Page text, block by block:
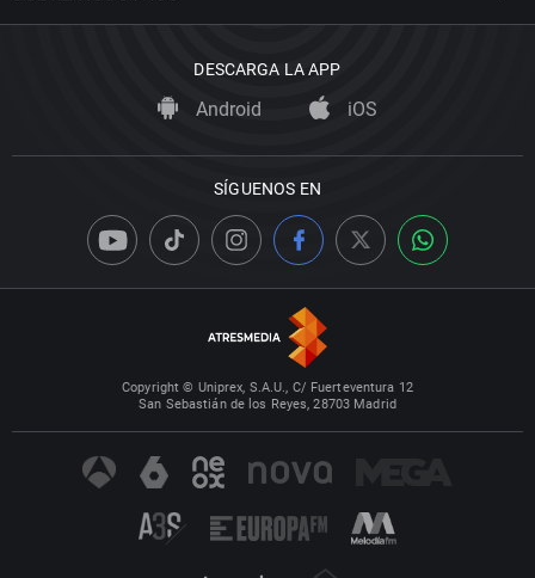
DESCARGA LA APP
Android iOS
SÍGUENOS EN
Copyright © Uniprex, S.A.U., C/ Fuerteventura 12
San Sebastián de los Reyes, 28703 Madrid